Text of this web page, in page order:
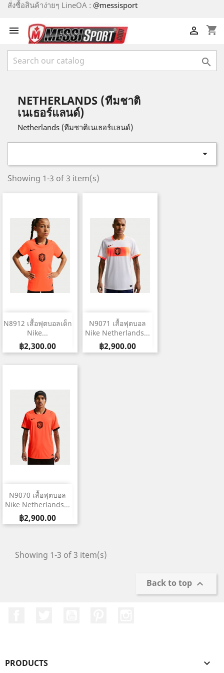
สั่งซื้อสินค้าง่ายๆ LineOA : @messisport
 shopping_cart


NETHERLANDS (ทีมชาติ
เนเธอร์แลนด์)
Netherlands (ทีมชาติเนเธอร์แลนด์)

Showing 1-3 of 3 item(s)
N8912 เสื้อฟุตบอลเด็ก
Nike...
Price
฿2,300.00
N9071 เสื้อฟุตบอล
Nike Netherlands...
Price
฿2,900.00
N9070 เสื้อฟุตบอล
Nike Netherlands...
Price
฿2,900.00
Showing 1-3 of 3 item(s)
Back to top 
PRODUCTS 